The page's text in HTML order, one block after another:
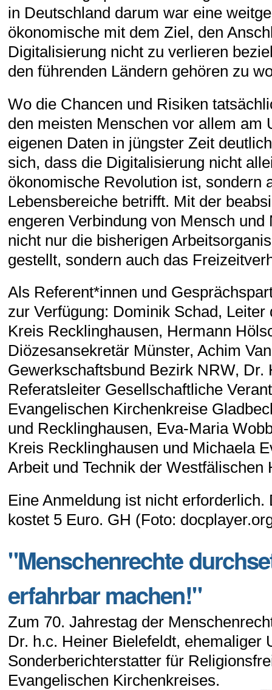
in Deutschland darum war eine
ökonomische mit dem Ziel, den
Digitalisierung nicht zu verlieren
den führenden Ländern gehören zu
Wo die Chancen und Risiken
den meisten Menschen vor allem am
eigenen Daten in jüngster Zeit
sich, dass die Digitalisierung nicht
ökonomische Revolution ist, sondern
Lebensbereiche betrifft. Mit der
engeren Verbindung von Mensch und
nicht nur die bisherigen
gestellt, sondern auch das
Als Referent*innen und
zur Verfügung: Dominik Schad, Leiter
Kreis Recklinghausen, Hermann
Diözesansekretär Münster, Achim
Gewerkschaftsbund Bezirk NRW, Dr.
Referatsleiter Gesellschaftliche
Evangelischen Kirchenkreise
und Recklinghausen, Eva-Maria
Kreis Recklinghausen und Michaela
Arbeit und Technik der Westfälischen
Eine Anmeldung ist nicht erforderlich.
kostet 5 Euro. GH (Foto:
"Menschenrechte
erfahrbar machen!"
Zum 70. Jahrestag der
Dr. h.c. Heiner Bielefeldt, ehemaliger
Sonderberichterstatter für
Evangelischen Kirchenkreises.